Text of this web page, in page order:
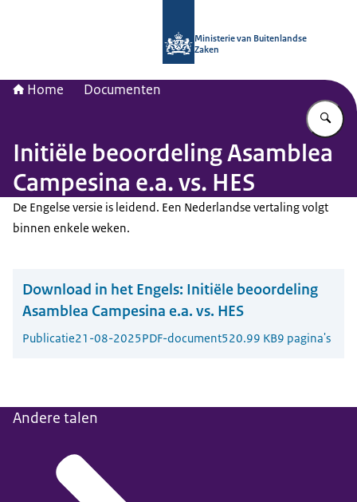
Ministerie van Buitenlandse
Zaken
Home Documenten
Initiële beoordeling Asamblea
Campesina e.a. vs. HES
De Engelse versie is leidend. Een Nederlandse vertaling volgt
binnen enkele weken.
Download in het Engels: Initiële beoordeling
Asamblea Campesina e.a. vs. HES
Publicatie21-08-2025PDF-document520.99 KB9 pagina's
Andere talen